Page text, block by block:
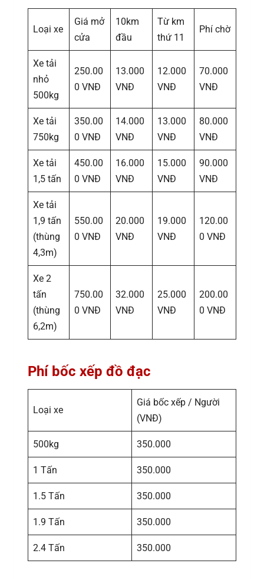
Loại xe
Giá mở
cửa
10km
đầu
Từ km
thứ 11
Phí chờ
Xe tải
nhỏ
500kg
250.00
0 VNĐ
13.000
VNĐ
12.000
VNĐ
70.000
VNĐ
Xe tải
750kg
350.00
0 VNĐ
14.000
VNĐ
13.000
VNĐ
80.000
VNĐ
Xe tải
1,5 tấn
450.00
0 VNĐ
16.000
VNĐ
15.000
VNĐ
90.000
VNĐ
Xe tải
1,9 tấn
(thùng
4,3m)
550.00
0 VNĐ
20.000
VNĐ
19.000
VNĐ
120.00
0 VNĐ
Xe 2
tấn
(thùng
6,2m)
750.00
0 VNĐ
32.000
VNĐ
25.000
VNĐ
200.00
0 VNĐ
Phí bốc xếp đồ đạc
Loại xe
Giá bốc xếp / Người
(VNĐ)
500kg 350.000
1 Tấn 350.000
1.5 Tấn 350.000
1.9 Tấn 350.000
2.4 Tấn 350.000